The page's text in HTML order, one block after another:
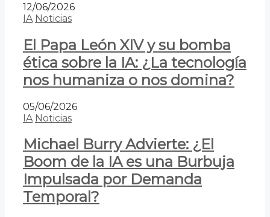
12/06/2026
IA Noticias
El Papa León XIV y su bomba
ética sobre la IA: ¿La tecnología
nos humaniza o nos domina?
05/06/2026
IA Noticias
Michael Burry Advierte: ¿El
Boom de la IA es una Burbuja
Impulsada por Demanda
Temporal?